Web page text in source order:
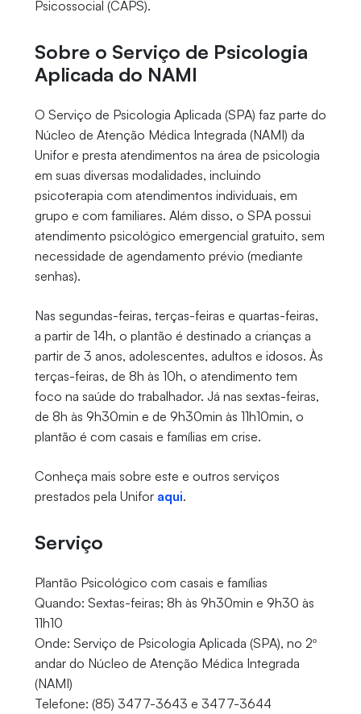
Psicossocial (CAPS).
Sobre o Serviço de Psicologia
Aplicada do NAMI
O Serviço de Psicologia Aplicada (SPA) faz parte do
Núcleo de Atenção Médica Integrada (NAMI) da
Unifor e presta atendimentos na área de psicologia
em suas diversas modalidades, incluindo
psicoterapia com atendimentos individuais, em
grupo e com familiares. Além disso, o SPA possui
atendimento psicológico emergencial gratuito, sem
necessidade de agendamento prévio (mediante
senhas).
Nas segundas-feiras, terças-feiras e quartas-feiras,
a partir de 14h, o plantão é destinado a crianças a
partir de 3 anos, adolescentes, adultos e idosos. Às
terças-feiras, de 8h às 10h, o atendimento tem
foco na saúde do trabalhador. Já nas sextas-feiras,
de 8h às 9h30min e de 9h30min às 11h10min, o
plantão é com casais e famílias em crise.
Conheça mais sobre este e outros serviços
prestados pela Unifor aqui.
Serviço
Plantão Psicológico com casais e famílias
Quando: Sextas-feiras; 8h às 9h30min e 9h30 às
11h10
Onde: Serviço de Psicologia Aplicada (SPA), no 2º
andar do Núcleo de Atenção Médica Integrada
(NAMI)
Telefone: (85) 3477-3643 e 3477-3644